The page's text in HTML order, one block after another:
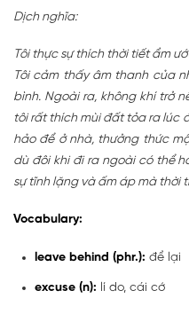
Dịch nghĩa:
Tôi thực sự thích thời tiết ẩm
Tôi cảm thấy âm thanh của
bình. Ngoài ra, không khí trở
tôi rất thích mùi đất tỏa ra lúc
hảo để ở nhà, thưởng thức
dù đôi khi đi ra ngoài có thể
sự tĩnh lặng và ấm áp mà thời
Vocabulary:
leave behind (phr.): để lại
excuse (n): lí do, cái cớ